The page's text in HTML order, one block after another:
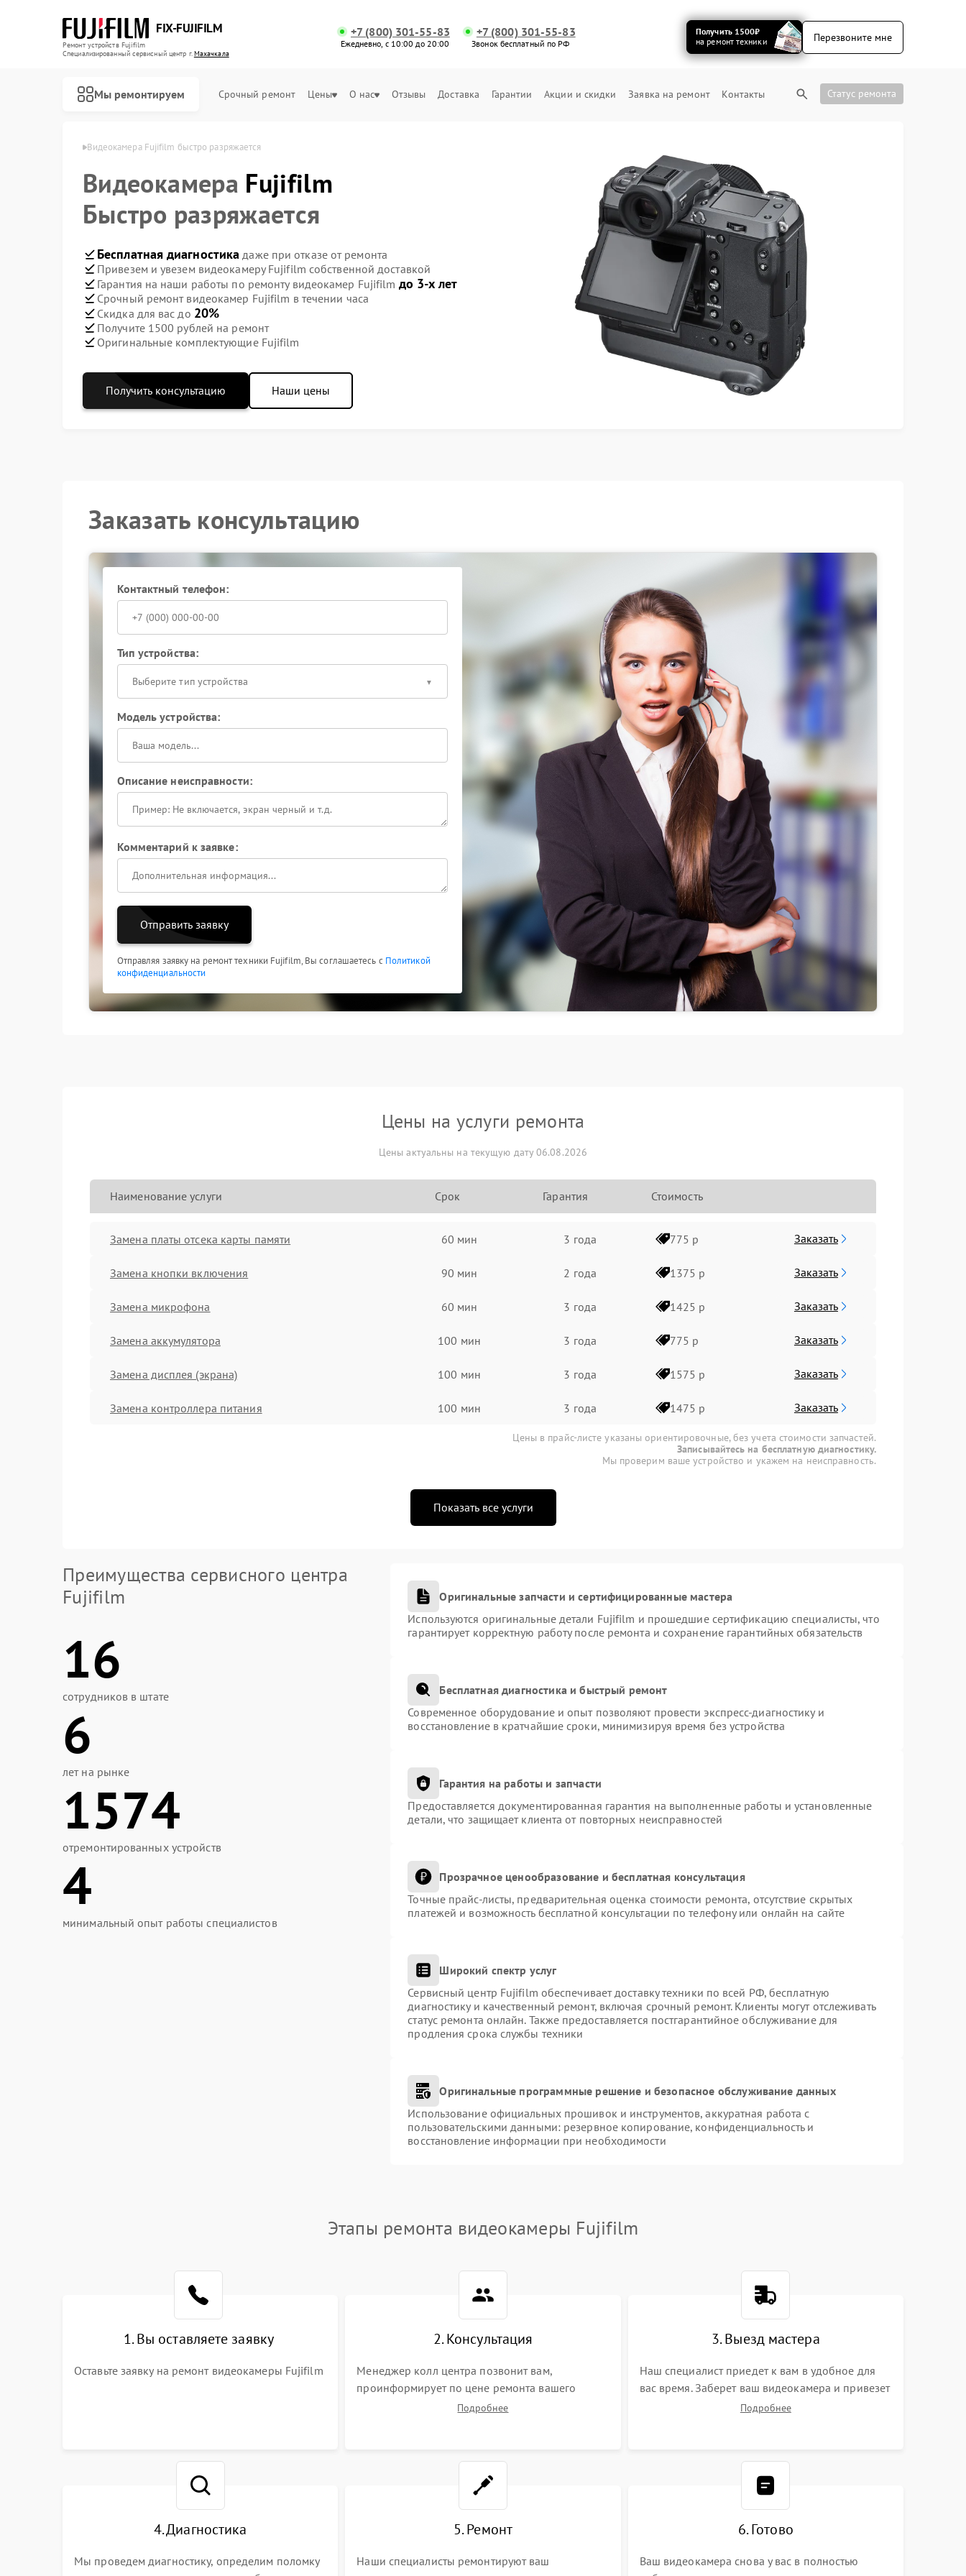
FIX-FUJIFILM
Ремонт устройств Fujifilm
Специализированный cервисный центр г.Махачкала
+7 (800) 301-55-83
Ежедневно, с 10:00 до 20:00
+7 (800) 301-55-83
Звонок бесплатный по РФ
Получить 1500₽
на ремонт техники
Перезвоните мне
Мы ремонтируем Срочный ремонт Цены О нас Отзывы Доставка Гарантии Акции и скидки Заявка на ремонт Контакты Статус ремонта
Видеокамера Fujifilm быстро разряжается
Видеокамера Fujifilm
Быстро разряжается
Бесплатная диагностика даже при отказе от ремонта
Привезем и увезем видеокамеру Fujifilm собственной доставкой
Гарантия на наши работы по ремонту видеокамер Fujifilm до 3-х лет
Срочный ремонт видеокамер Fujifilm в течении часа
Скидка для вас до 20%
Получите 1500 рублей на ремонт
Оригинальные комплектующие Fujifilm
Получить консультацию Наши цены
Заказать консультацию
Контактный телефон:
Тип устройства:
Выберите тип устройства
Модель устройства:
Описание неисправности:
Комментарий к заявке:
Отправить заявку
Отправляя заявку на ремонт техники Fujifilm, Вы соглашаетесь с Политикой
конфиденциальности
Цены на услуги ремонта
Цены актуальны на текущую дату 06.08.2026
Наименование услуги Срок Гарантия Стоимость
Замена платы отсека карты памяти 60 мин 3 года 775 р Заказать
Замена кнопки включения 90 мин 2 года 1375 р Заказать
Замена микрофона 60 мин 3 года 1425 р Заказать
Замена аккумулятора 100 мин 3 года 775 р Заказать
Замена дисплея (экрана) 100 мин 3 года 1575 р Заказать
Замена контроллера питания 100 мин 3 года 1475 р Заказать
Цены в прайс-листе указаны ориентировочные, без учета стоимости запчастей.
Записывайтесь на бесплатную диагностику.
Мы проверим ваше устройство и укажем на неисправность.
Показать все услуги
Преимущества сервисного центра
Fujifilm
16
сотрудников в штате
6
лет на рынке
1574
отремонтированных устройств
4
минимальный опыт работы специалистов
Оригинальные запчасти и сертифицированные мастера
Используются оригинальные детали Fujifilm и прошедшие сертификацию специалисты, что
гарантирует корректную работу после ремонта и сохранение гарантийных обязательств
Бесплатная диагностика и быстрый ремонт
Современное оборудование и опыт позволяют провести экспресс-диагностику и
восстановление в кратчайшие сроки, минимизируя время без устройства
Гарантия на работы и запчасти
Предоставляется документированная гарантия на выполненные работы и установленные
детали, что защищает клиента от повторных неисправностей
Прозрачное ценообразование и бесплатная консультация
Точные прайс-листы, предварительная оценка стоимости ремонта, отсутствие скрытых
платежей и возможность бесплатной консультации по телефону или онлайн на сайте
Широкий спектр услуг
Сервисный центр Fujifilm обеспечивает доставку техники по всей РФ, бесплатную
диагностику и качественный ремонт, включая срочный ремонт. Клиенты могут отслеживать
статус ремонта онлайн. Также предоставляется постгарантийное обслуживание для
продления срока службы техники
Оригинальные программные решение и безопасное обслуживание данных
Использование официальных прошивок и инструментов, аккуратная работа с
пользовательскими данными: резервное копирование, конфиденциальность и
восстановление информации при необходимости
Этапы ремонта видеокамеры Fujifilm
1. Вы оставляете заявку
Оставьте заявку на ремонт видеокамеры Fujifilm
2. Консультация
Менеджер колл центра позвонит вам,
проинформирует по цене ремонта вашего
видеокамеры а также ответит на все ваши
Подробнее
3. Выезд мастера
Наш специалист приедет к вам в удобное для
вас время. Заберет ваш видеокамера и привезет
на склад для диагностики.
Подробнее
4. Диагностика
Мы проведем диагностику, определим поломку
5. Ремонт
Наши специалисты ремонтируют ваш
6. Готово
Ваш видеокамера снова у вас в полностью